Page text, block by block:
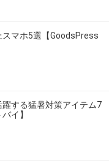
スマホ5選【GoodsPress
する猛暑対策アイテム7
イ】